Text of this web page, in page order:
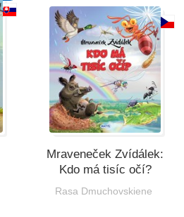
Mraveneček Zvídálek:
Kdo má tisíc očí?
Rasa Dmuchovskiene